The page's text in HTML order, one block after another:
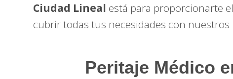
Ciudad Lineal está para proporcionarte
cubrir todas tus necesidades con nuestros
Peritaje Médico